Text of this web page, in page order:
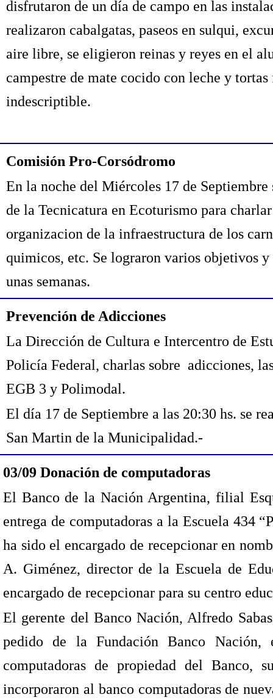
disfrutaron de un día de campo en las
realizaron cabalgatas, paseos en sulqui,
aire libre, se eligieron reinas y reyes en el
campestre de mate cocido con leche y
indescriptible.
Comisión Pro-Corsódromo
En la noche del Miércoles 17 de
de la Tecnicatura en Ecoturismo para
organizacion de la infraestructura de los
quimicos, etc. Se lograron varios objetivos
unas semanas.
Prevención de Adicciones
La Dirección de Cultura e Intercentro de
Policía Federal, charlas sobre adicciones,
EGB 3 y Polimodal.
El día 17 de Septiembre a las 20:30 hs. se
San Martin de la Municipalidad.-
03/09 Donación de computadoras
El Banco de la Nación Argentina, filial
entrega de computadoras a la Escuela 434
ha sido el encargado de recepcionar en
A. Giménez, director de la Escuela de
encargado de recepcionar para su centro
El gerente del Banco Nación, Alfredo
pedido de la Fundación Banco Nación,
computadoras de propiedad del Banco,
incorporaron al banco computadoras de